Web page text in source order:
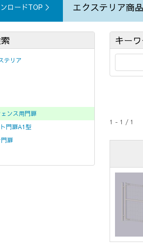
ロードTOP ＞ エクステリア商
テリア
ンス用門扉
門扉A1型
扉
キー
1 - 1 / 1